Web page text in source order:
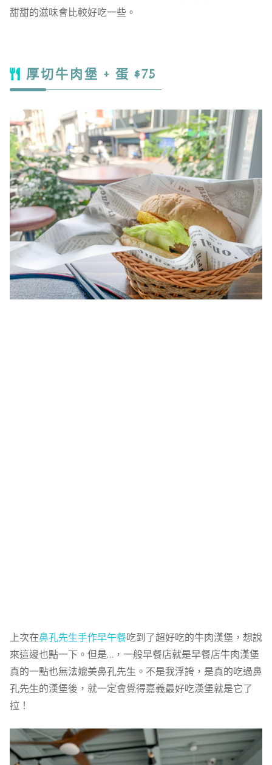
甜甜的滋味會比較好吃一些。
厚切牛肉堡 + 蛋 $75
上次在鼻孔先生手作早午餐吃到了超好吃的牛肉漢堡，想說
來這邊也點一下。但是…，一般早餐店就是早餐店牛肉漢堡
真的一點也無法媲美鼻孔先生。不是我浮誇，是真的吃過鼻
孔先生的漢堡後，就一定會覺得嘉義最好吃漢堡就是它了
拉！